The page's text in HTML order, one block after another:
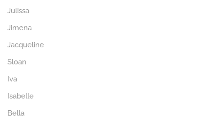
Julissa
Jimena
Jacqueline
Sloan
Iva
Isabelle
Bella